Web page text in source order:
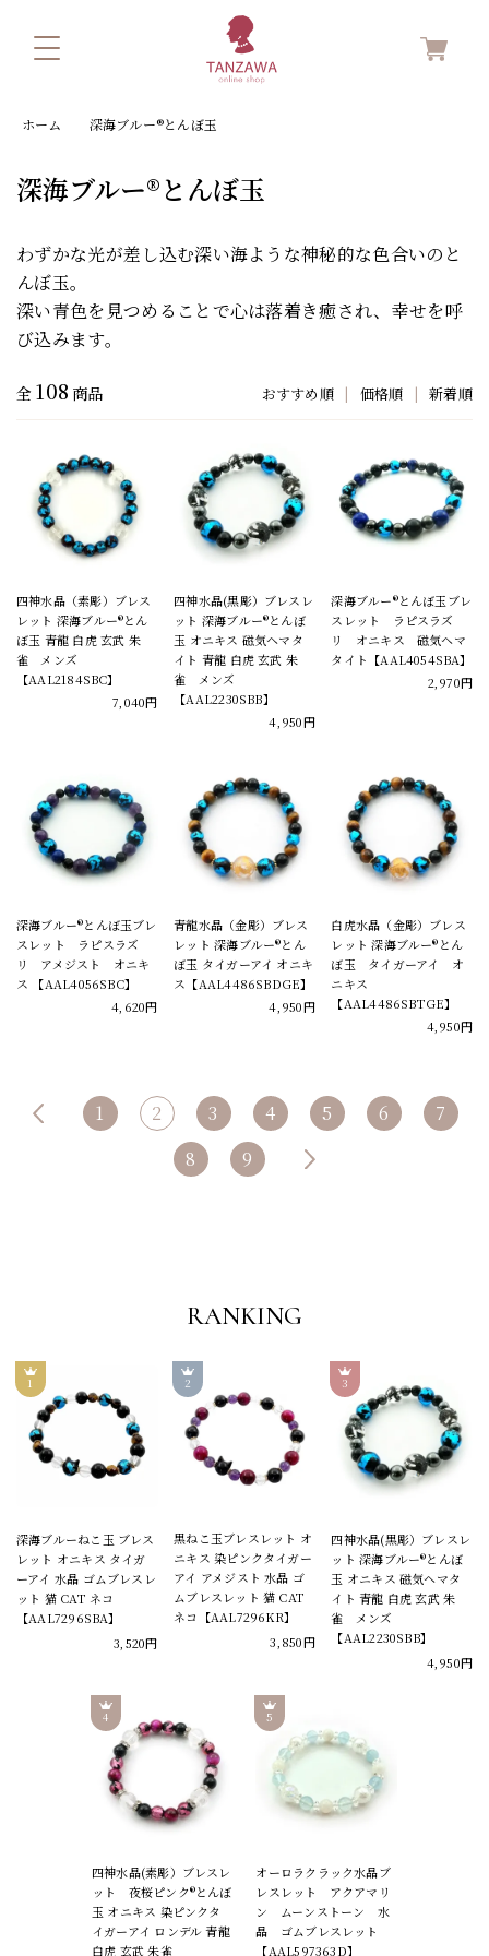
ホーム 深海ブルー®とんぼ玉
深海ブルー®とんぼ玉
わずかな光が差し込む深い海ような神秘的な色合いのと
んぼ玉。
深い青色を見つめることで心は落着き癒され、幸せを呼
び込みます。
全 108 商品 おすすめ順 | 価格順 | 新着順
四神水晶（素彫）ブレス
レット 深海ブルー®とん
ぼ玉 青龍 白虎 玄武 朱
雀 メンズ
【AAL2184SBC】
7,040円
四神水晶(黒彫）ブレスレ
ット 深海ブルー®とんぼ
玉 オニキス 磁気ヘマタ
イト 青龍 白虎 玄武 朱
雀 メンズ
【AAL2230SBB】
4,950円
深海ブルー®とんぼ玉ブレ
スレット ラピスラズ
リ オニキス 磁気ヘマ
タイト【AAL4054SBA】
2,970円
深海ブルー®とんぼ玉ブレ
スレット ラピスラズ
リ アメジスト オニキ
ス 【AAL4056SBC】
4,620円
青龍水晶（金彫）ブレス
レット 深海ブルー®とん
ぼ玉 タイガーアイ オニキ
ス【AAL4486SBDGE】
4,950円
白虎水晶（金彫）ブレス
レット 深海ブルー®とん
ぼ玉 タイガーアイ オ
ニキス
【AAL4486SBTGE】
4,950円
1 2 3 4 5 6
7
8
9
RANKING
深海ブルーねこ玉 ブレス
レット オニキス タイガ
ーアイ 水晶 ゴムブレスレ
ット 猫 CAT ネコ
【AAL7296SBA】
3,520円
黒ねこ玉ブレスレット オ
ニキス 染ピンクタイガー
アイ アメジスト 水晶 ゴ
ムブレスレット 猫 CAT
ネコ【AAL7296KR】
3,850円
四神水晶(黒彫）ブレスレ
ット 深海ブルー®とんぼ
玉 オニキス 磁気ヘマタ
イト 青龍 白虎 玄武 朱
雀 メンズ
【AAL2230SBB】
4,950円
四神水晶(素彫）ブレスレ
ット 夜桜ピンク®とんぼ
玉 オニキス 染ピンクタ
イガーアイ ロンデル 青龍
白虎 玄武 朱雀
オーロラクラック水晶ブ
レスレット アクアマリ
ン ムーンストーン 水
晶 ゴムブレスレット
【AAL597363D】